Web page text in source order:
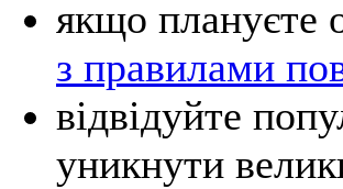
якщо
з правилами
відвідуйте
уникнути